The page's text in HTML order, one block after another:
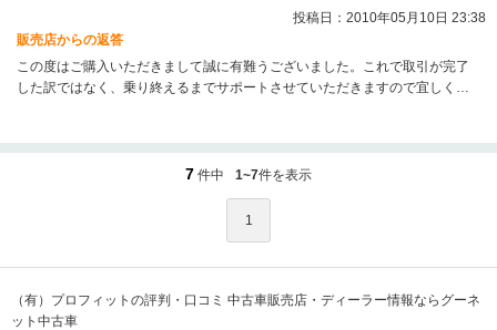
投稿日：2010年05月10日 23:38
販売店からの返答
この度はご購入いただきまして誠に有難うございました。これで取引が完了
した訳ではなく、乗り終えるまでサポートさせていただきますので宜しくお
で、末永くお付き合いください。このたびは本当に有難うございました。
7 件中 1~7件を表示
1
（有）プロフィットの評判・口コミ 中古車販売店・ディーラー情報ならグーネ
ット中古車